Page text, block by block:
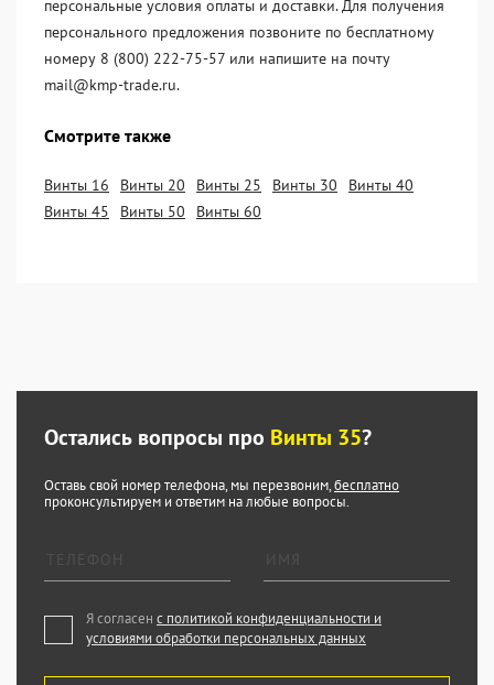
персональные условия оплаты и доставки. Для получения
персонального предложения позвоните по бесплатному
номеру 8 (800) 222-75-57 или напишите на почту
mail@kmp-trade.ru.
Смотрите также
Винты 16 Винты 20 Винты 25 Винты 30
Винты 40
Винты 45
Винты 50 Винты 60
Остались вопросы про Винты 35?
Оставь свой номер телефона, мы перезвоним,бесплатно
проконсультируем и ответим на любые вопросы.
Я согласен с политикой конфиденциальности и
условиями обработки персональных данных